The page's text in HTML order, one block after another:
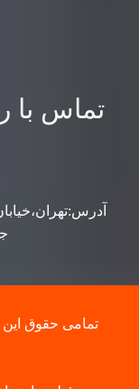
تماس با رسام :
تمامی حقوق